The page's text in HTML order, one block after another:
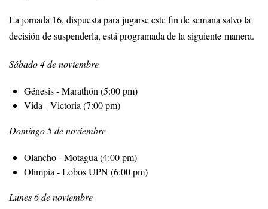
La jornada 16, dispuesta para jugarse este fin de semana salvo la
decisión de suspenderla, está programada de la siguiente manera.
Sábado 4 de noviembre
Génesis - Marathón (5:00 pm)
Vida - Victoria (7:00 pm)
Domingo 5 de noviembre
Olancho - Motagua (4:00 pm)
Olimpia - Lobos UPN (6:00 pm)
Lunes 6 de noviembre